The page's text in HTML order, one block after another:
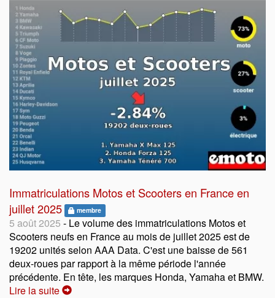
Immatriculations Motos et Scooters en France en
juillet 2025
membre
5 août 2025 - Le volume des immatriculations Motos et
Scooters neufs en France au mois de juillet 2025 est de
19202 unités selon AAA Data. C'est une baisse de 561
deux-roues par rapport à la même période l'année
précédente. En tête, les marques Honda, Yamaha et BMW.
Lire la suite